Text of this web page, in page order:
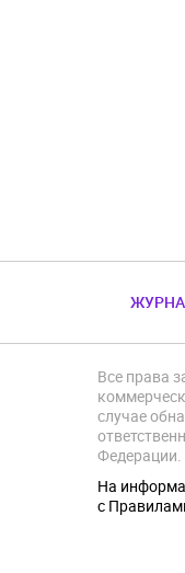
Все права
случае
Федерации.
На
с